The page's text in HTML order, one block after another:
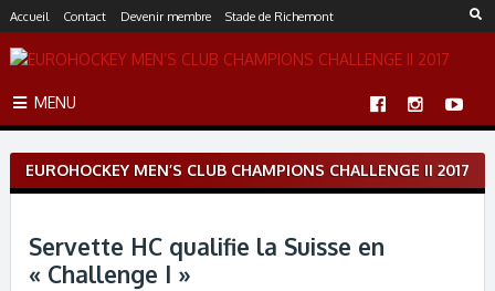
k
o
Accueil Contact Devenir membre Stade de Richemont
MENU
EUROHOCKEY MEN’S CLUB CHAMPIONS CHALLENGE II 2017
Servette HC qualifie la Suisse en
« Challenge I »